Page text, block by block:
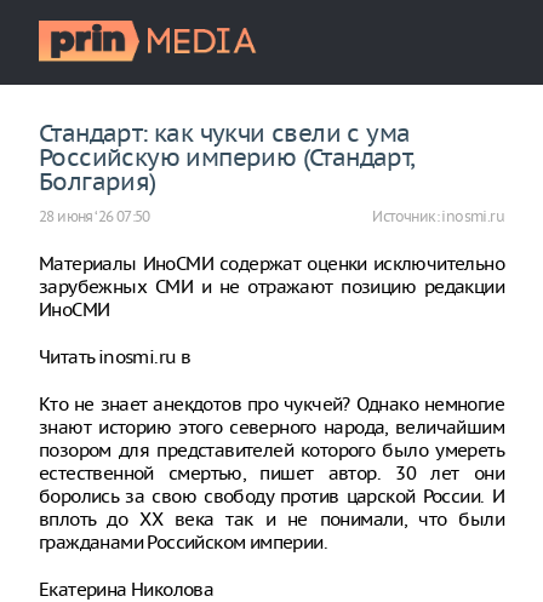
Стандарт: как чукчи свели с ума
Российскую империю (Стандарт,
Болгария)
28 июня ‘26 07:50 Источник:inosmi.ru
Материалы ИноСМИ содержат оценки исключительно
зарубежных СМИ и не отражают позицию редакции
ИноСМИ
Читать inosmi.ru в
Кто не знает анекдотов про чукчей? Однако немногие
знают историю этого северного народа, величайшим
позором для представителей которого было умереть
естественной смертью, пишет автор. 30 лет они
боролись за свою свободу против царской России. И
вплоть до ХХ века так и не понимали, что были
гражданами Российском империи.
Екатерина Николова